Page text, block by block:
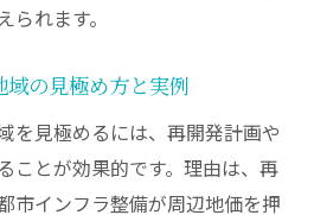
れます。
の見極め方と実例
を見極めるには、再開発計画や
ことが効果的です。理由は、再
市インフラ整備が周辺地価を押